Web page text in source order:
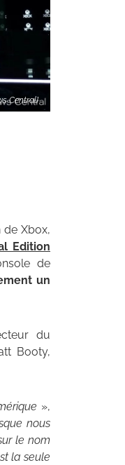
Central]
Xbox,
Edition
de
un
du
Booty,
»,
nous
le nom
la seule